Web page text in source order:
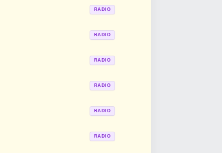
RADIO
RADIO
RADIO
RADIO
RADIO
RADIO